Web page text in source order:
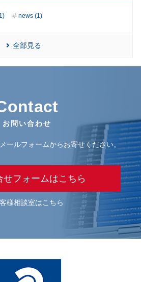
news (1)
全部見る
お問い合わせ
ールフォームからお寄せください。
せフォームはこちら
様相談室はこちら